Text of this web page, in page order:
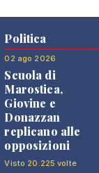
Politica
02 ago 2026
Scuola di
Marostica,
Giovine e
Donazzan
replicano alle
opposizioni
Visto 20.225 volte